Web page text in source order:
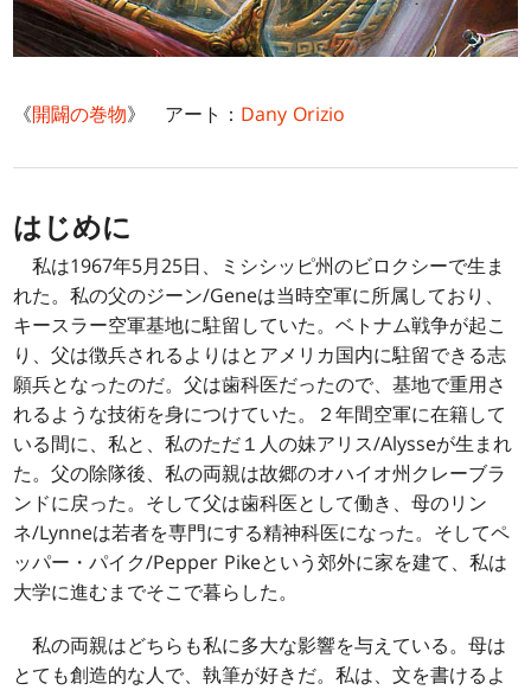
《開闢の巻物》 アート： Dany Orizio
はじめに
私は1967年5月25日、ミシシッピ州のビロクシーで生ま
れた。私の父のジーン/Geneは当時空軍に所属しており、
キースラー空軍基地に駐留していた。ベトナム戦争が起こ
り、父は徴兵されるよりはとアメリカ国内に駐留できる志
願兵となったのだ。父は歯科医だったので、基地で重用さ
れるような技術を身につけていた。２年間空軍に在籍して
いる間に、私と、私のただ１人の妹アリス/Alysseが生まれ
た。父の除隊後、私の両親は故郷のオハイオ州クレーブラ
ンドに戻った。そして父は歯科医として働き、母のリン
ネ/Lynneは若者を専門にする精神科医になった。そしてペ
ッパー・パイク/Pepper Pikeという郊外に家を建て、私は
大学に進むまでそこで暮らした。
私の両親はどちらも私に多大な影響を与えている。母は
とても創造的な人で、執筆が好きだ。私は、文を書けるよ